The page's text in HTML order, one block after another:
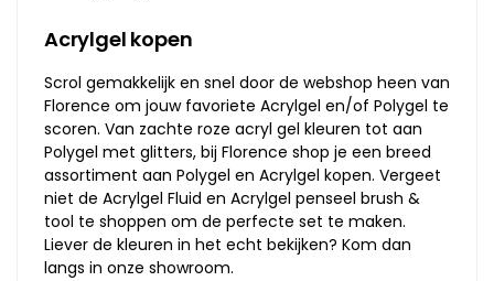
Acrylgel kopen
Scrol gemakkelijk en snel door de webshop heen van
Florence om jouw favoriete Acrylgel en/of Polygel te
scoren. Van zachte roze acryl gel kleuren tot aan
Polygel met glitters, bij Florence shop je een breed
assortiment aan Polygel en Acrylgel kopen. Vergeet
niet de Acrylgel Fluid en Acrylgel penseel brush &
tool te shoppen om de perfecte set te maken.
Liever de kleuren in het echt bekijken? Kom dan
langs in onze showroom.